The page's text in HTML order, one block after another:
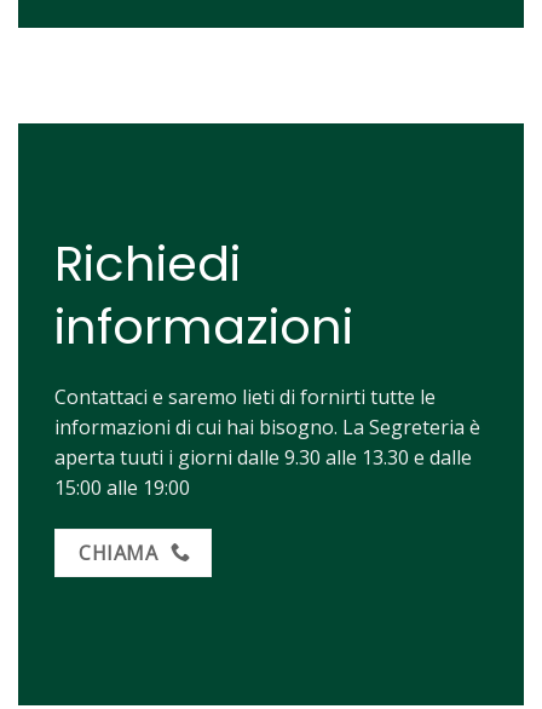
Richiedi
informazioni
Contattaci e saremo lieti di fornirti tutte le
informazioni di cui hai bisogno. La Segreteria è
aperta tuuti i giorni dalle 9.30 alle 13.30 e dalle
15:00 alle 19:00
CHIAMA